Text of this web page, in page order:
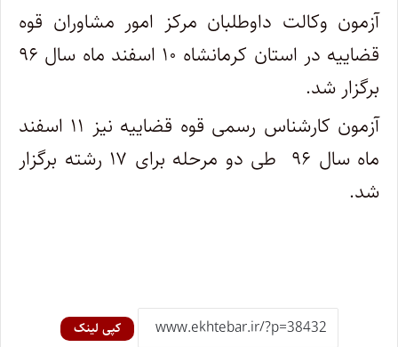
آزمون وکالت داوطلبان مرکز امور مشاوران قوه
قضاییه در استان کرمانشاه ۱۰ اسفند ماه سال ۹۶
برگزار شد.
آزمون کارشناس رسمی قوه قضاییه نیز ۱۱ اسفند
ماه سال ۹۶ طی دو مرحله برای ۱۷ رشته برگزار
شد.
کپی لینک